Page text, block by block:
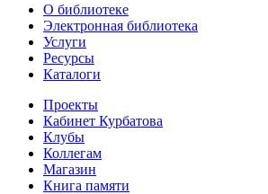
О библиотеке
Электронная библиотека
Услуги
Ресурсы
Каталоги
Проекты
Кабинет Курбатова
Клубы
Коллегам
Магазин
Книга памяти